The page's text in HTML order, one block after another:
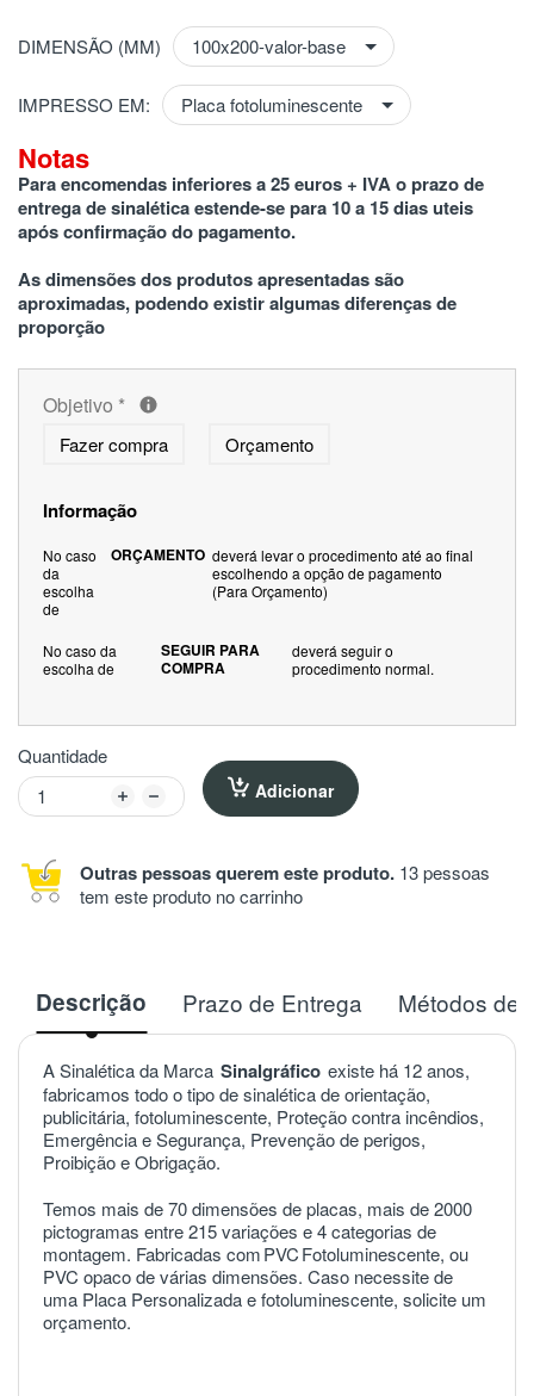
DIMENSÃO (MM)
IMPRESSO EM:
Notas
Para encomendas inferiores a 25 euros + IVA o prazo de
entrega de sinalética estende-se para 10 a 15 dias uteis
após confirmação do pagamento.
As dimensões dos produtos apresentadas são
aproximadas, podendo existir algumas diferenças de
proporção
Objetivo *
Fazer compra Orçamento
Informação
No caso
da
escolha
de
ORÇAMENTO deverá levar o procedimento até ao final
escolhendo a opção de pagamento
(Para Orçamento)
No caso da
escolha de
SEGUIR PARA
COMPRA
deverá seguir o
procedimento normal.
Quantidade
Adicionar
Outras pessoas querem este produto. 13 pessoas
tem este produto no carrinho
Descrição Prazo de Entrega Métodos de
A Sinalética da Marca Sinalgráfico existe há 12 anos,
fabricamos todo o tipo de sinalética de orientação,
publicitária, fotoluminescente, Proteção contra incêndios,
Emergência e Segurança, Prevenção de perigos,
Proibição e Obrigação.
Temos mais de 70 dimensões de placas, mais de 2000
pictogramas entre 215 variações e 4 categorias de
montagem. Fabricadas comPVCFotoluminescente, ou
PVC opaco de várias dimensões. Caso necessite de
uma Placa Personalizada e fotoluminescente, solicite um
orçamento.